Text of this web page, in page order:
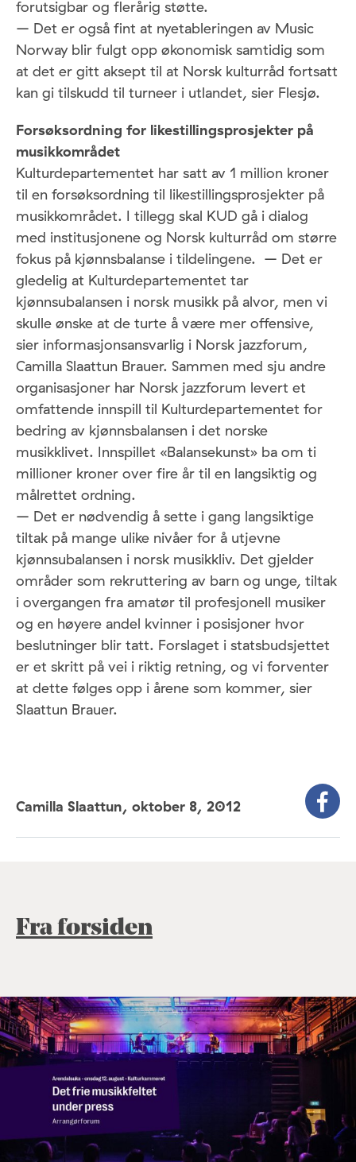
forutsigbar og flerårig støtte.
– Det er også fint at nyetableringen av Music
Norway blir fulgt opp økonomisk samtidig som
at det er gitt aksept til at Norsk kulturråd fortsatt
kan gi tilskudd til turneer i utlandet, sier Flesjø.
Forsøksordning for likestillingsprosjekter på
musikkområdet
Kulturdepartementet har satt av 1 million kroner
til en forsøksordning til likestillingsprosjekter på
musikkområdet. I tillegg skal KUD gå i dialog
med institusjonene og Norsk kulturråd om større
fokus på kjønnsbalanse i tildelingene. – Det er
gledelig at Kulturdepartementet tar
kjønnsubalansen i norsk musikk på alvor, men vi
skulle ønske at de turte å være mer offensive,
sier informasjonsansvarlig i Norsk jazzforum,
Camilla Slaattun Brauer. Sammen med sju andre
organisasjoner har Norsk jazzforum levert et
omfattende innspill til Kulturdepartementet for
bedring av kjønnsbalansen i det norske
musikklivet. Innspillet «Balansekunst» ba om ti
millioner kroner over fire år til en langsiktig og
målrettet ordning.
– Det er nødvendig å sette i gang langsiktige
tiltak på mange ulike nivåer for å utjevne
kjønnsubalansen i norsk musikkliv. Det gjelder
områder som rekruttering av barn og unge, tiltak
i overgangen fra amatør til profesjonell musiker
og en høyere andel kvinner i posisjoner hvor
beslutninger blir tatt. Forslaget i statsbudsjettet
er et skritt på vei i riktig retning, og vi forventer
at dette følges opp i årene som kommer, sier
Slaattun Brauer.
Camilla Slaattun, oktober 8, 2012
Fra forsiden